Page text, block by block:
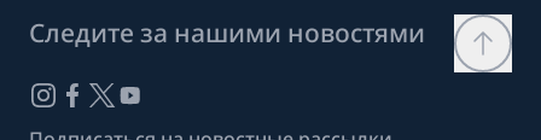
Следите за нашими новостями